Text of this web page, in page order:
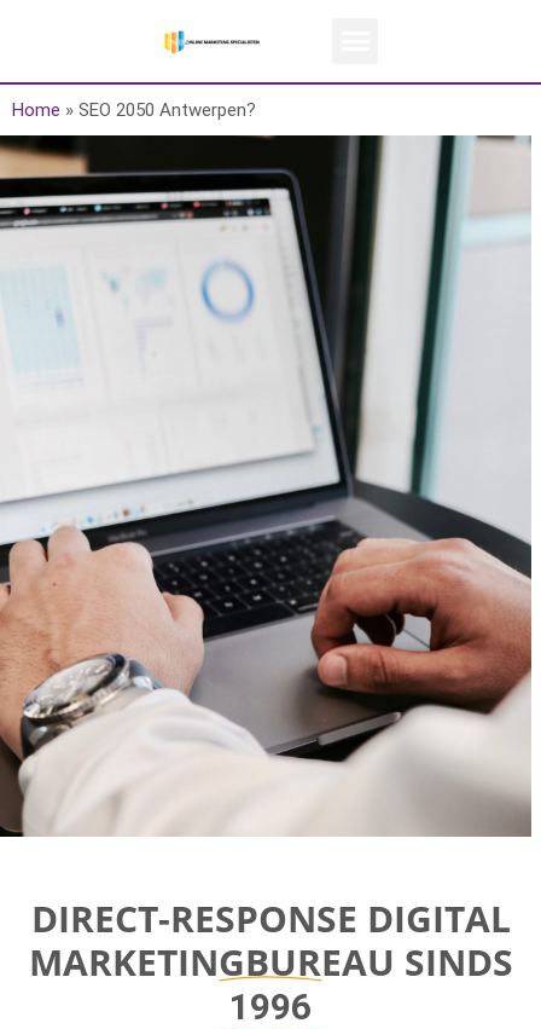
Home » SEO 2050 Antwerpen?
Direct-response
Digital
Marketing Bureau
DIRECT-RESPONSE DIGITAL
MARKETINGBUREAU SINDS
1996